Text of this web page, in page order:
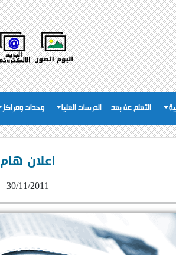
التعلم عن بعد الدرسات العليا وحدات ومراكز
اعلان هام
30/11/2011